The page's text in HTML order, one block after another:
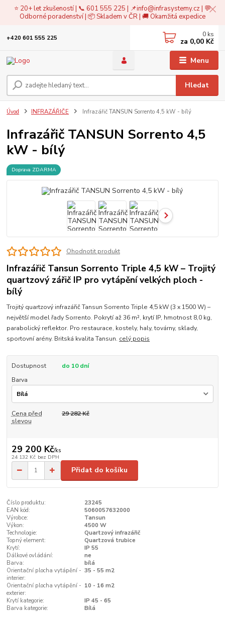
⭐ 20+ let zkušeností | 📞 601 555 225 | 📌info@infrasystemy.cz| 💬
Odborné poradenství | 📦 Skladem v ČR | 🚚 Okamžitá expedice
Menu
Hledat
+420 601 555 225 0 ks
za 0,00 Kč
Úvod INFRAZÁŘIČE Infrazářič TANSUN Sorrento 4,5 kW - bílý
Infrazářič TANSUN Sorrento 4,5
kW - bílý
Doprava ZDARMA
Ohodnotit produkt
Infrazářič Tansun Sorrento Triple 4,5 kW – Trojitý
quartzový zářič IP pro vytápění velkých ploch -
bílý
Trojitý quartzový infrazářič Tansun Sorrento Triple 4,5 kW (3 x 1500 W) –
největší model řady Sorrento. Pokrytí až 36 m², krytí IP, hmotnost 8,0 kg,
parabolický reflektor. Pro restaurace, kostely, haly, továrny, sklady,
sportovní arény. Britská kvalita Tansun. celý popis
Dostupnost
do 10 dní
Barva
Cena před
slevou
29 282 Kč
29 200 Kč/ks
24 132 Kč bez DPH
Přidat do košíku
Číslo produktu:
23245
EAN kód:
5060057632000
Výrobce:
Tansun
Výkon:
4500 W
Technologie:
Quartzový infrazářič
Topný element:
Quartzová trubice
Krytí:
IP 55
Dálkové ovládání:
ne
Barva:
bílá
Orientační plocha vytápění -
interier:
35 - 55 m2
Orientační plocha vytápění -
exterier:
10 - 16 m2
Krytí kategorie:
IP 45 - 65
Barva kategorie:
Bílá